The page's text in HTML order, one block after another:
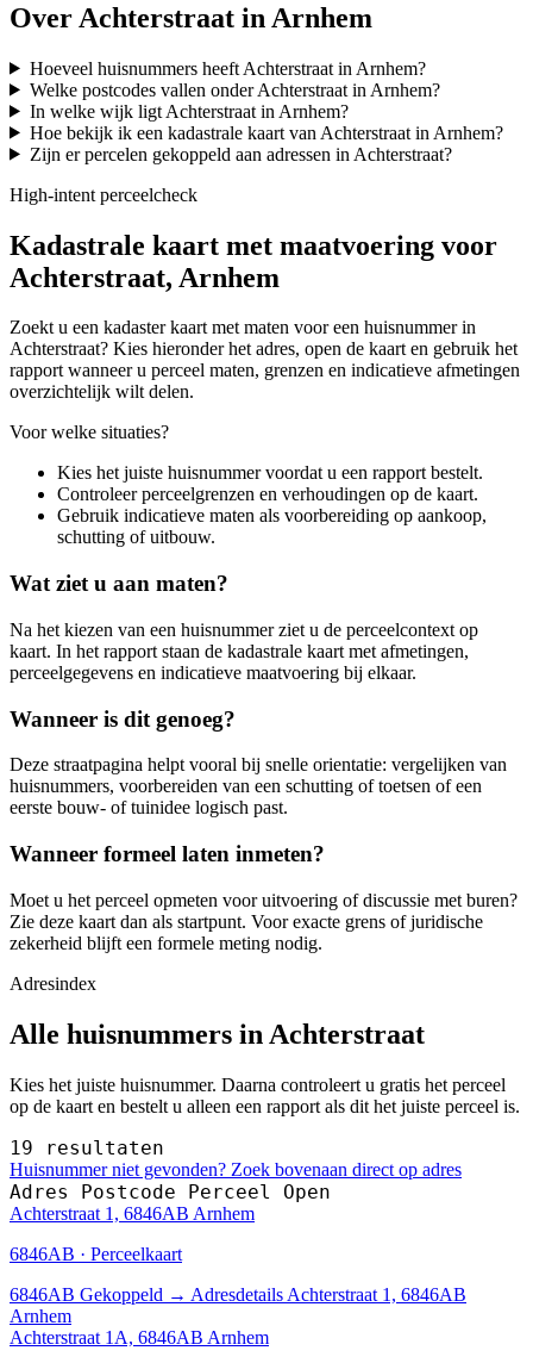
Over Achterstraat in Arnhem
Hoeveel huisnummers heeft Achterstraat in Arnhem?
Welke postcodes vallen onder Achterstraat in Arnhem?
In welke wijk ligt Achterstraat in Arnhem?
Hoe bekijk ik een kadastrale kaart van Achterstraat in Arnhem?
Zijn er percelen gekoppeld aan adressen in Achterstraat?
High-intent perceelcheck
Kadastrale kaart met maatvoering voor
Achterstraat, Arnhem
Zoekt u een kadaster kaart met maten voor een huisnummer in
Achterstraat? Kies hieronder het adres, open de kaart en gebruik het
rapport wanneer u perceel maten, grenzen en indicatieve afmetingen
overzichtelijk wilt delen.
Voor welke situaties?
Kies het juiste huisnummer voordat u een rapport bestelt.
Controleer perceelgrenzen en verhoudingen op de kaart.
Gebruik indicatieve maten als voorbereiding op aankoop,
schutting of uitbouw.
Wat ziet u aan maten?
Na het kiezen van een huisnummer ziet u de perceelcontext op
kaart. In het rapport staan de kadastrale kaart met afmetingen,
perceelgegevens en indicatieve maatvoering bij elkaar.
Wanneer is dit genoeg?
Deze straatpagina helpt vooral bij snelle orientatie: vergelijken van
huisnummers, voorbereiden van een schutting of toetsen of een
eerste bouw- of tuinidee logisch past.
Wanneer formeel laten inmeten?
Moet u het perceel opmeten voor uitvoering of discussie met buren?
Zie deze kaart dan als startpunt. Voor exacte grens of juridische
zekerheid blijft een formele meting nodig.
Adresindex
Alle huisnummers in Achterstraat
Kies het juiste huisnummer. Daarna controleert u gratis het perceel
op de kaart en bestelt u alleen een rapport als dit het juiste perceel is.
19 resultaten
Huisnummer niet gevonden? Zoek bovenaan direct op adres
Adres Postcode Perceel Open
Achterstraat 1, 6846AB Arnhem
6846AB · Perceelkaart
6846AB Gekoppeld → Adresdetails Achterstraat 1, 6846AB
Arnhem
Achterstraat 1A, 6846AB Arnhem